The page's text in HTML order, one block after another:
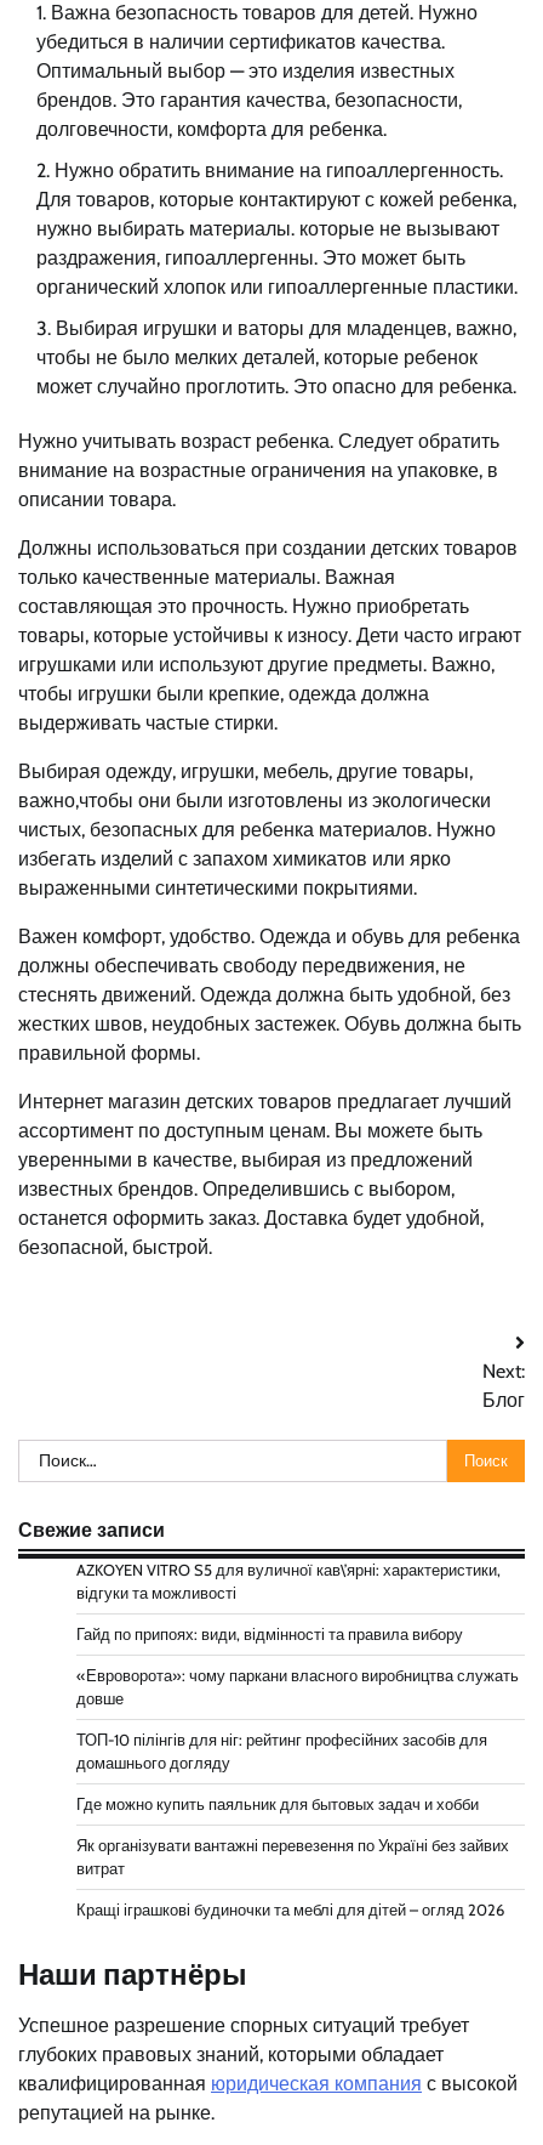
Важна безопасность товаров для детей. Нужно
убедиться в наличии сертификатов качества.
Оптимальный выбор — это изделия известных
брендов. Это гарантия качества, безопасности,
долговечности, комфорта для ребенка.
Нужно обратить внимание на гипоаллергенность.
Для товаров, которые контактируют с кожей ребенка,
нужно выбирать материалы. которые не вызывают
раздражения, гипоаллергенны. Это может быть
органический хлопок или гипоаллергенные пластики.
Выбирая игрушки и ваторы для младенцев, важно,
чтобы не было мелких деталей, которые ребенок
может случайно проглотить. Это опасно для ребенка.
Нужно учитывать возраст ребенка. Следует обратить
внимание на возрастные ограничения на упаковке, в
описании товара.
Должны использоваться при создании детских товаров
только качественные материалы. Важная
составляющая это прочность. Нужно приобретать
товары, которые устойчивы к износу. Дети часто играют
игрушками или используют другие предметы. Важно,
чтобы игрушки были крепкие, одежда должна
выдерживать частые стирки.
Выбирая одежду, игрушки, мебель, другие товары,
важно,чтобы они были изготовлены из экологически
чистых, безопасных для ребенка материалов. Нужно
избегать изделий с запахом химикатов или ярко
выраженными синтетическими покрытиями.
Важен комфорт, удобство. Одежда и обувь для ребенка
должны обеспечивать свободу передвижения, не
стеснять движений. Одежда должна быть удобной, без
жестких швов, неудобных застежек. Обувь должна быть
правильной формы.
Интернет магазин детских товаров предлагает лучший
ассортимент по доступным ценам. Вы можете быть
уверенными в качестве, выбирая из предложений
известных брендов. Определившись с выбором,
останется оформить заказ. Доставка будет удобной,
безопасной, быстрой.
записям
Next:
Блог
Найти:
Свежие записи
AZKOYEN VITRO S5 для вуличної кав\’ярні: характеристики,
відгуки та можливості
Гайд по припоях: види, відмінності та правила вибору
«Евроворота»: чому паркани власного виробництва служать
довше
ТОП-10 пілінгів для ніг: рейтинг професійних засобів для
домашнього догляду
Где можно купить паяльник для бытовых задач и хобби
Як організувати вантажні перевезення по Україні без зайвих
витрат
Кращі іграшкові будиночки та меблі для дітей – огляд 2026
Наши партнёры
Успешное разрешение спорных ситуаций требует
глубоких правовых знаний, которыми обладает
квалифицированная юридическая компания с высокой
репутацией на рынке.